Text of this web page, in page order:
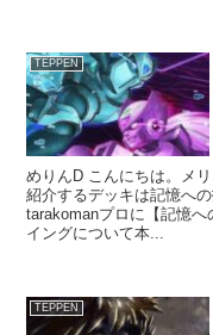
TEPPEN
めりんD こんにちは。メ
紹介するデッキは記憶へ
tarakomanプロに【記憶
イングについて本...
TEPPEN